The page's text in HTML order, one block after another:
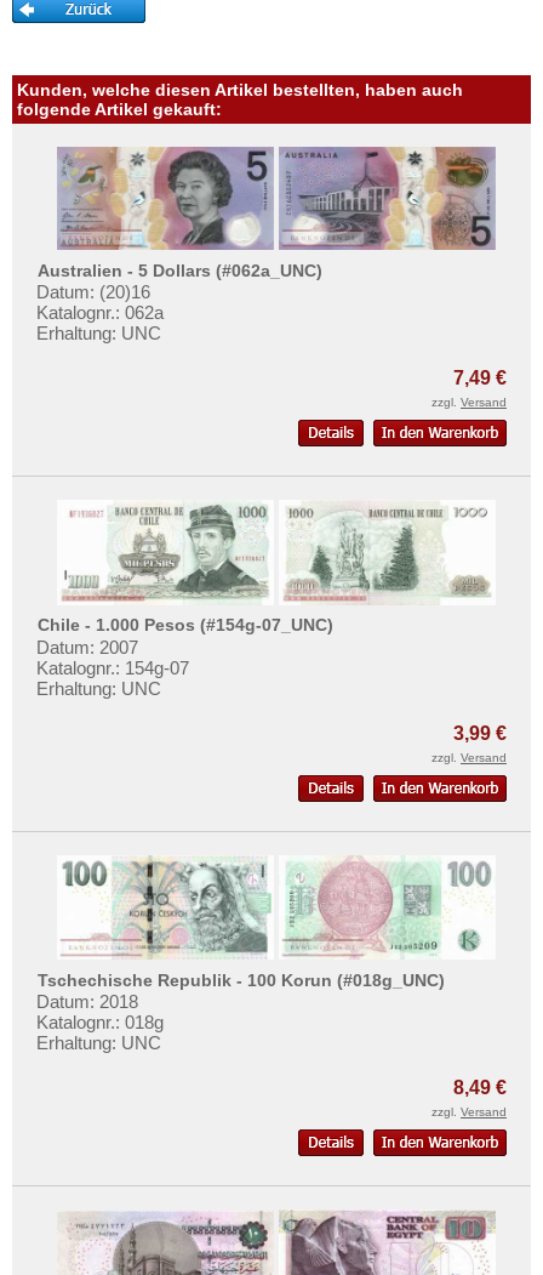
Kunden, welche diesen Artikel bestellten, haben auch
folgende Artikel gekauft:
Australien - 5 Dollars (#062a_UNC)
Datum: (20)16
Katalognr.: 062a
Erhaltung: UNC
7,49 €
zzgl. Versand
Chile - 1.000 Pesos (#154g-07_UNC)
Datum: 2007
Katalognr.: 154g-07
Erhaltung: UNC
3,99 €
zzgl. Versand
Tschechische Republik - 100 Korun (#018g_UNC)
Datum: 2018
Katalognr.: 018g
Erhaltung: UNC
8,49 €
zzgl. Versand